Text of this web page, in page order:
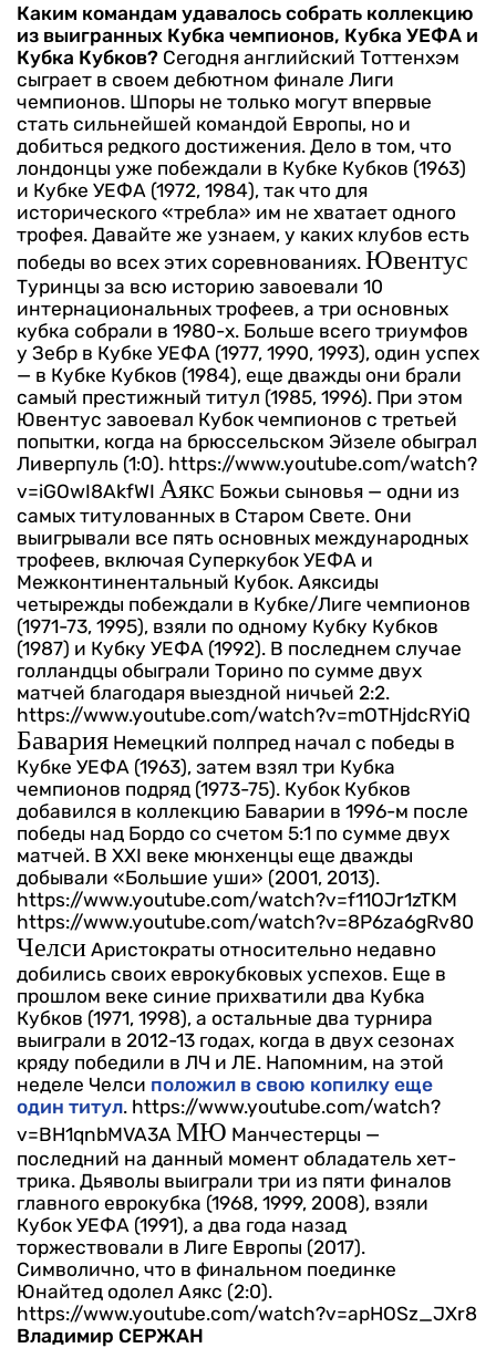
Каким командам удавалось собрать коллекцию
из выигранных Кубка чемпионов, Кубка УЕФА и
Кубка Кубков? Сегодня английский Тоттенхэм
сыграет в своем дебютном финале Лиги
чемпионов. Шпоры не только могут впервые
стать сильнейшей командой Европы, но и
добиться редкого достижения. Дело в том, что
лондонцы уже побеждали в Кубке Кубков (1963)
и Кубке УЕФА (1972, 1984), так что для
исторического «требла» им не хватает одного
трофея. Давайте же узнаем, у каких клубов есть
победы во всех этих соревнованиях. Ювентус
Туринцы за всю историю завоевали 10
интернациональных трофеев, а три основных
кубка собрали в 1980-х. Больше всего триумфов
у Зебр в Кубке УЕФА (1977, 1990, 1993), один успех
— в Кубке Кубков (1984), еще дважды они брали
самый престижный титул (1985, 1996). При этом
Ювентус завоевал Кубок чемпионов с третьей
попытки, когда на брюссельском Эйзеле обыграл
Ливерпуль (1:0). https://www.youtube.com/watch?
v=iGOwI8AkfWI Аякс Божьи сыновья — одни из
самых титулованных в Старом Свете. Они
выигрывали все пять основных международных
трофеев, включая Суперкубок УЕФА и
Межконтинентальный Кубок. Аяксиды
четырежды побеждали в Кубке/Лиге чемпионов
(1971-73, 1995), взяли по одному Кубку Кубков
(1987) и Кубку УЕФА (1992). В последнем случае
голландцы обыграли Торино по сумме двух
матчей благодаря выездной ничьей 2:2.
https://www.youtube.com/watch?v=mOTHjdcRYiQ
Бавария Немецкий полпред начал с победы в
Кубке УЕФА (1963), затем взял три Кубка
чемпионов подряд (1973-75). Кубок Кубков
добавился в коллекцию Баварии в 1996-м после
победы над Бордо со счетом 5:1 по сумме двух
матчей. В XXI веке мюнхенцы еще дважды
добывали «Большие уши» (2001, 2013).
https://www.youtube.com/watch?v=f11OJr1zTKM
https://www.youtube.com/watch?v=8P6za6gRv80
Челси Аристократы относительно недавно
добились своих еврокубковых успехов. Еще в
прошлом веке синие прихватили два Кубка
Кубков (1971, 1998), а остальные два турнира
выиграли в 2012-13 годах, когда в двух сезонах
кряду победили в ЛЧ и ЛЕ. Напомним, на этой
неделе Челси положил в свою копилку еще
один титул. https://www.youtube.com/watch?
v=BH1qnbMVA3A МЮ Манчестерцы —
последний на данный момент обладатель хет-
трика. Дьяволы выиграли три из пяти финалов
главного еврокубка (1968, 1999, 2008), взяли
Кубок УЕФА (1991), а два года назад
торжествовали в Лиге Европы (2017).
Символично, что в финальном поединке
Юнайтед одолел Аякс (2:0).
https://www.youtube.com/watch?v=apHOSz_JXr8
Владимир СЕРЖАН